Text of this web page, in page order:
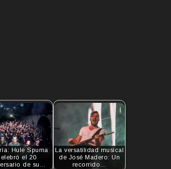
Hule Spuma
el 20
de su…
La versatilidad musical
de José Madero: Un
recorrido…